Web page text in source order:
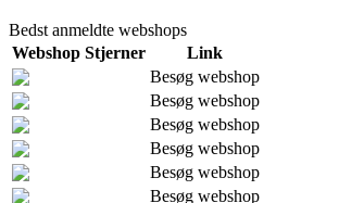
Bedst anmeldte webshops
Webshop Stjerner
Link
Besøg webshop
Besøg webshop
Besøg webshop
Besøg webshop
Besøg webshop
Besøg webshop